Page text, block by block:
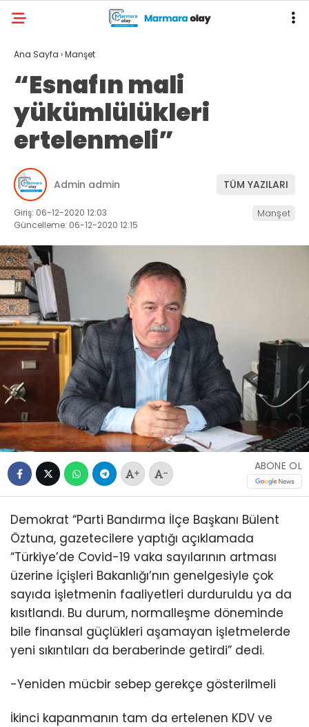
Ana Sayfa ›Manşet
“Esnafın mali
yükümlülükleri
ertelenmeli”
Admin admin TÜM YAZILARI
Giriş: 06-12-2020 12:03
Güncelleme: 06-12-2020 12:15
Manşet
+ -
ABONE OL
Demokrat “Parti Bandırma İlçe Başkanı Bülent
Öztuna, gazetecilere yaptığı açıklamada
“Türkiye’de Covid-19 vaka sayılarının artması
üzerine İçişleri Bakanlığı’nın genelgesiyle çok
sayıda işletmenin faaliyetleri durduruldu ya da
kısıtlandı. Bu durum, normalleşme döneminde
bile finansal güçlükleri aşamayan işletmelerde
yeni sıkıntıları da beraberinde getirdi” dedi.
-Yeniden mücbir sebep gerekçe gösterilmeli
İkinci kapanmanın tam da ertelenen KDV ve